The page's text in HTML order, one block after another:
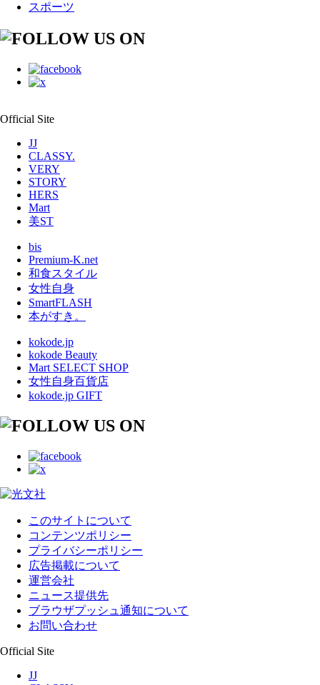
スポーツ
Official Site
JJ
CLASSY.
VERY
STORY
HERS
Mart
美ST
bis
Premium-K.net
和食スタイル
女性自身
SmartFLASH
本がすき。
kokode.jp
kokode Beauty
Mart SELECT SHOP
女性自身百貨店
kokode.jp GIFT
このサイトについて
コンテンツポリシー
プライバシーポリシー
広告掲載について
運営会社
ニュース提供先
ブラウザプッシュ通知について
お問い合わせ
Official Site
JJ